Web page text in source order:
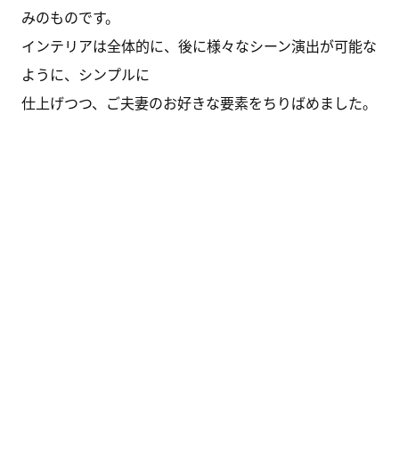
みのものです。
インテリアは全体的に、後に様々なシーン演出が可能な
ように、シンプルに
仕上げつつ、ご夫妻のお好きな要素をちりばめました。